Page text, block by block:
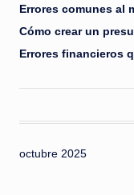
Errores comunes al
Cómo crear un
Errores financieros
octubre 2025